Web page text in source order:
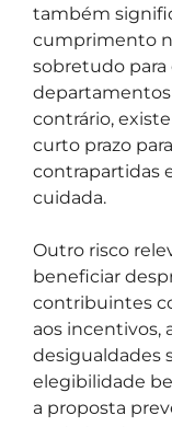
também
cumprimento
sobretudo
departamentos
contrário,
curto prazo
contrapartidas
cuidada.
Outro risco
beneficiar
contribuintes
aos incentivos,
desigualdades
elegibilidade
a proposta